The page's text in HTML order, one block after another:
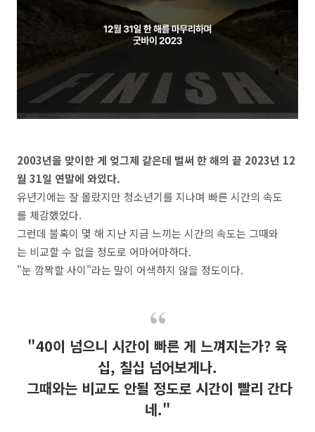
2003년을 맞이한 게 엊그제 같은데 벌써 한 해의 끝 2023년 12
월 31일 연말에 와있다.
유년기에는 잘 몰랐지만 청소년기를 지나며 빠른 시간의 속도
를 체감했었다.
그런데 불혹이 몇 해 지난 지금 느끼는 시간의 속도는 그때와
는 비교할 수 없을 정도로 어마어마하다.
"눈 깜짝할 사이"라는 말이 어색하지 않을 정도이다.
"40이 넘으니 시간이 빠른 게 느껴지는가? 육
십, 칠십 넘어보게나.
그때와는 비교도 안될 정도로 시간이 빨리 간다
네."